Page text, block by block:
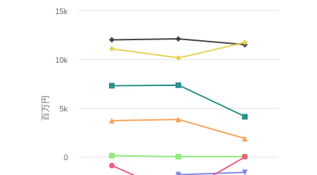
百万円
0
5k
10k
15k